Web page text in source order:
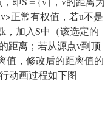
正常有权值，若u不是
，加入S中（该选定的
距离；若从源点v到顶
值，修改后的距离值的
动画过程如下图